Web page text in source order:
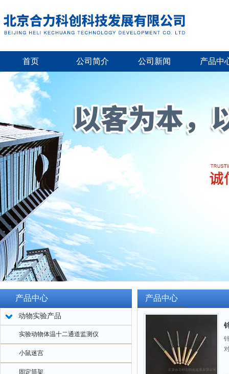
首页 公司简介 公司新闻 产品中
产品中心
动物实验产品
实验动物体温十二通道监测仪
小鼠迷宫
固定筒架
产品中心